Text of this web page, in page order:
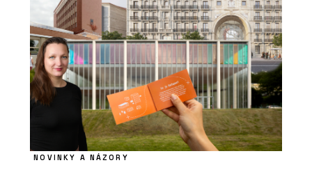
NOVINKY A NÁZORY